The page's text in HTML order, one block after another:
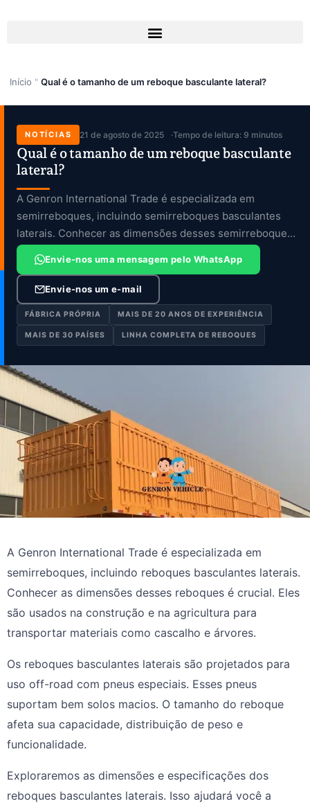
Início " Qual é o tamanho de um reboque basculante lateral?
NOTÍCIAS 21 de agosto de 2025 Tempo de leitura: 9 minutos
Qual é o tamanho de um reboque basculante
lateral?
A Genron International Trade é especializada em
semirreboques, incluindo semirreboques basculantes
laterais. Conhecer as dimensões desses semirreboques
é crucial. Eles são […]
Envie-nos uma mensagem pelo WhatsApp
Envie-nos um e-mail
FÁBRICA PRÓPRIA MAIS DE 20 ANOS DE EXPERIÊNCIA
MAIS DE 30 PAÍSES LINHA COMPLETA DE REBOQUES
A Genron International Trade é especializada em
semirreboques, incluindo reboques basculantes laterais.
Conhecer as dimensões desses reboques é crucial. Eles
são usados na construção e na agricultura para
transportar materiais como cascalho e árvores.
Os reboques basculantes laterais são projetados para
uso off-road com pneus especiais. Esses pneus
suportam bem solos macios. O tamanho do reboque
afeta sua capacidade, distribuição de peso e
funcionalidade.
Exploraremos as dimensões e especificações dos
reboques basculantes laterais. Isso ajudará você a